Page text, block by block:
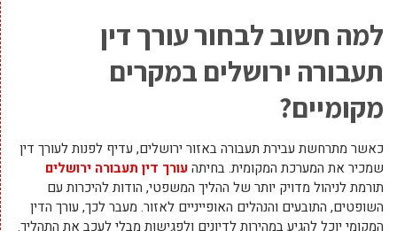
למה חשוב לבחור עורך דין
תעבורה ירושלים במקרים
מקומיים?
כאשר מתרחשת עבירת תעבורה באזור ירושלים, עדיף לפנות לעורך דין
שמכיר את המערכת המקומית. בחיתהעורך דין תעבורה ירושלים
תורמת לניהול מדויק יותר של ההליך המשפטי, הודות להיכרות עם
השופטים, התובעים והנהלים האופייניים לאזור. מעבר לכך, עורך הדין
המקומי יוכל להגיע במהירות לדיונים ולפגישות מבלי לעכב את התהליך.